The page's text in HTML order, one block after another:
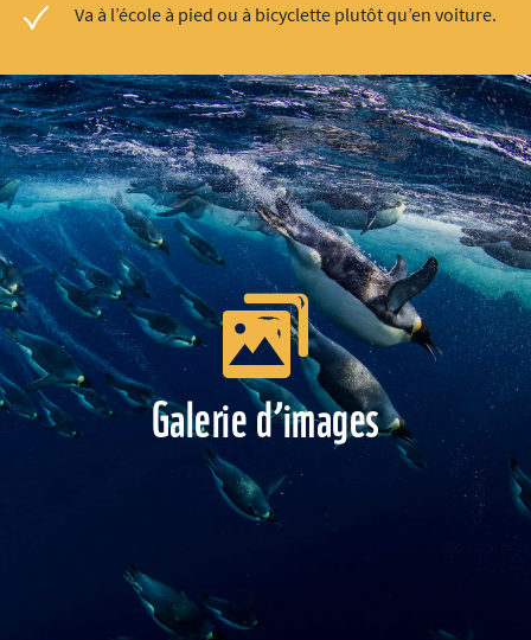
Va à l’école à pied ou à bicyclette plutôt qu’en voiture.
Galerie d’images